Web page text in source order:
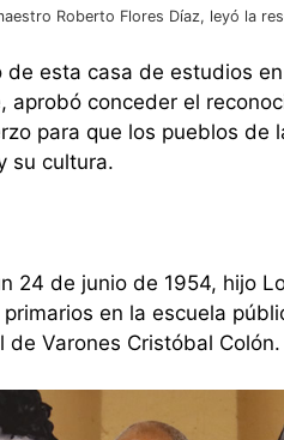
Roberto Flores Díaz, leyó la
esta casa de estudios
conceder el
para que los pueblos de
su cultura.
24 de junio de 1954, hijo
en la escuela
Varones Cristóbal Colón.